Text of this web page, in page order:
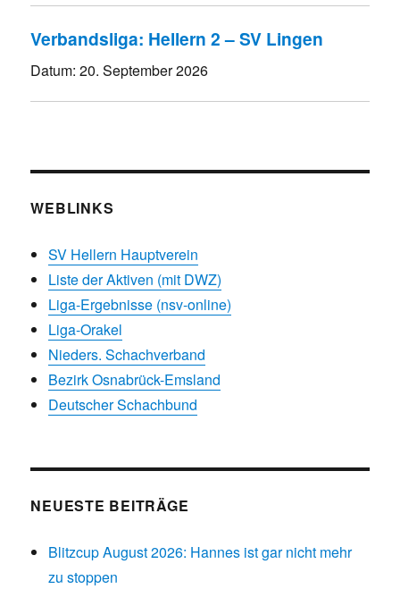
Verbandsliga: Hellern 2 – SV Lingen
Datum:20. September 2026
WEBLINKS
SV Hellern Hauptverein
Liste der Aktiven (mit DWZ)
Liga-Ergebnisse (nsv-online)
Liga-Orakel
Nieders. Schachverband
Bezirk Osnabrück-Emsland
Deutscher Schachbund
NEUESTE BEITRÄGE
Blitzcup August 2026: Hannes ist gar nicht mehr
zu stoppen